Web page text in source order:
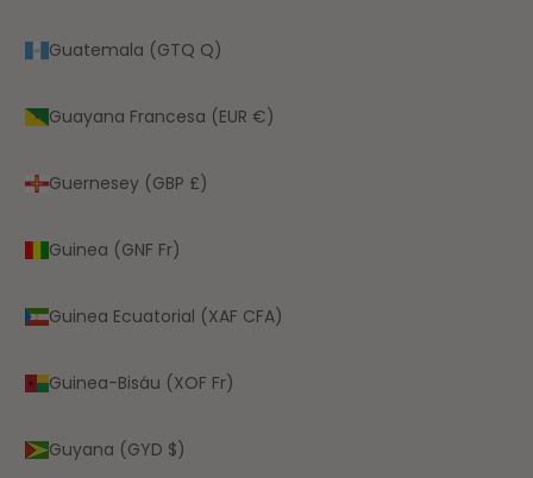
Guatemala (GTQ Q)
Guayana Francesa (EUR €)
Guernesey (GBP £)
Guinea (GNF Fr)
Guinea Ecuatorial (XAF CFA)
Guinea-Bisáu (XOF Fr)
Guyana (GYD $)